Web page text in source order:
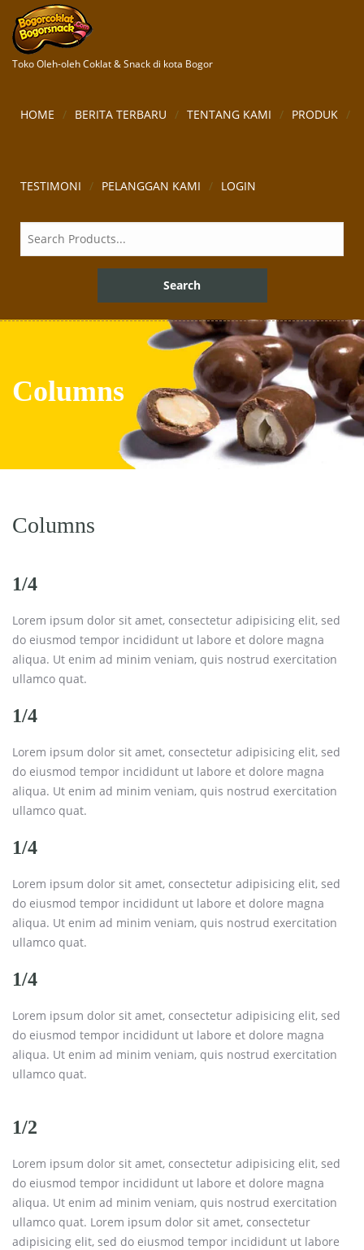
Toko Oleh-oleh Coklat & Snack di kota Bogor
HOME BERITA TERBARU TENTANG KAMI PRODUK
TESTIMONI PELANGGAN KAMI LOGIN
Columns
Columns
1/4
Lorem ipsum dolor sit amet, consectetur adipisicing elit, sed
do eiusmod tempor incididunt ut labore et dolore magna
aliqua. Ut enim ad minim veniam, quis nostrud exercitation
ullamco quat.
1/4
Lorem ipsum dolor sit amet, consectetur adipisicing elit, sed
do eiusmod tempor incididunt ut labore et dolore magna
aliqua. Ut enim ad minim veniam, quis nostrud exercitation
ullamco quat.
1/4
Lorem ipsum dolor sit amet, consectetur adipisicing elit, sed
do eiusmod tempor incididunt ut labore et dolore magna
aliqua. Ut enim ad minim veniam, quis nostrud exercitation
ullamco quat.
1/4
Lorem ipsum dolor sit amet, consectetur adipisicing elit, sed
do eiusmod tempor incididunt ut labore et dolore magna
aliqua. Ut enim ad minim veniam, quis nostrud exercitation
ullamco quat.
1/2
Lorem ipsum dolor sit amet, consectetur adipisicing elit, sed
do eiusmod tempor incididunt ut labore et dolore magna
aliqua. Ut enim ad minim veniam, quis nostrud exercitation
ullamco quat. Lorem ipsum dolor sit amet, consectetur
adipisicing elit, sed do eiusmod tempor incididunt ut labore